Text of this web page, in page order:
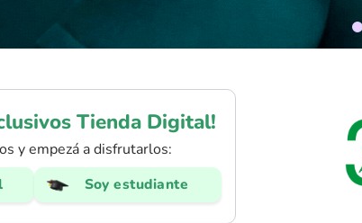
Tienda Digital!
y empezá a disfrutarlos:
Soy estudiante